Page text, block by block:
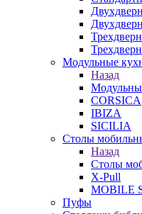
Модульные
Назад
CORSICA
IBIZA
SICILIA
Столы
Назад
Столы
X-Pull
MOBILE
Пуфы